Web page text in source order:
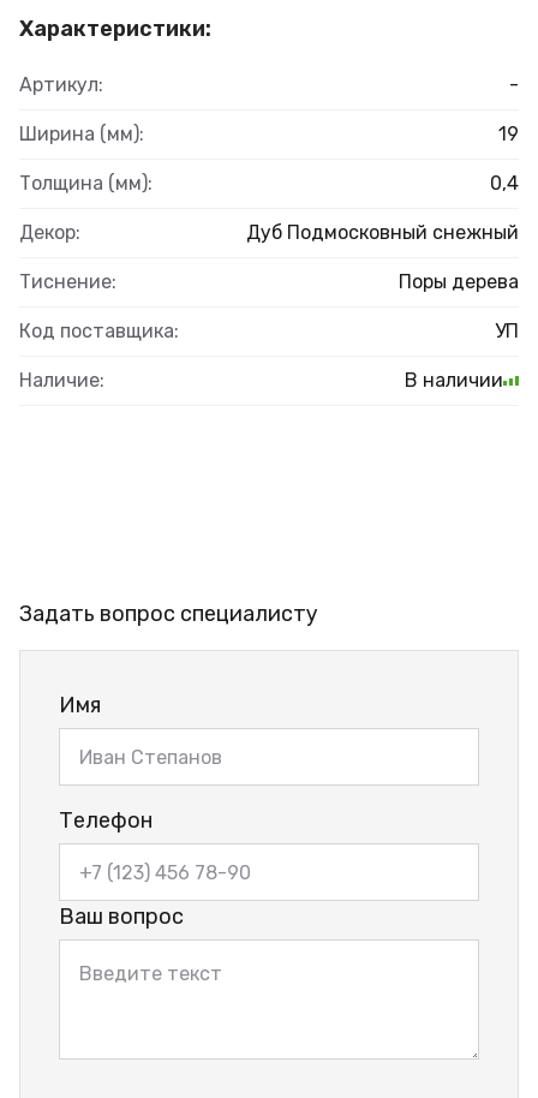
Характеристики:
Артикул: -
Ширина (мм): 19
Толщина (мм): 0,4
Декор: Дуб Подмосковный снежный
Тиснение: Поры дерева
Код поставщика: УП
Наличие: В наличии
Задать вопрос специалисту
Имя
Телефон
Ваш вопрос